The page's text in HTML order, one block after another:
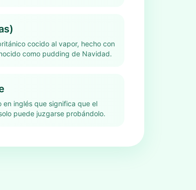
cocido al vapor, hecho con
como pudding de Navidad.
en inglés que significa que el
puede juzgarse probándolo.